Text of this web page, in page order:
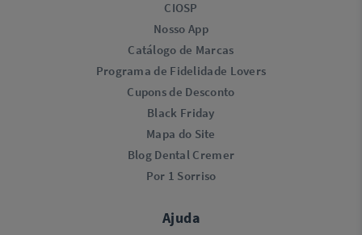
CIOSP
Nosso App
Catálogo de Marcas
Programa de Fidelidade Lovers​
Cupons de Desconto
Black Friday
Mapa do Site
Blog Dental Cremer
Por 1 Sorriso
Ajuda